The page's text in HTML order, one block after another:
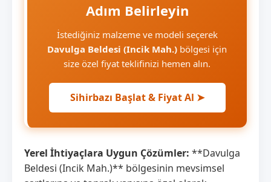
Adım Belirleyin
İstediğiniz malzeme ve modeli seçerek
Davulga Beldesi (Incik Mah.) bölgesi için
size özel fiyat teklifinizi hemen alın.
Sihirbazı Başlat & Fiyat Al ➤
Yerel İhtiyaçlara Uygun Çözümler: **Davulga
Beldesi (Incik Mah.)** bölgesinin mevsimsel